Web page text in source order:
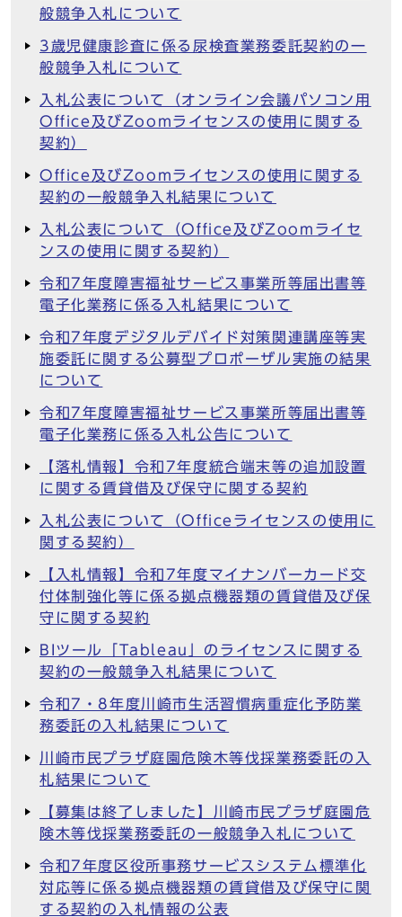
般競争入札について
3歳児健康診査に係る尿検査業務委託契約の一
般競争入札について
入札公表について（オンライン会議パソコン用
Office及びZoomライセンスの使用に関する
契約）
Office及びZoomライセンスの使用に関する
契約の一般競争入札結果について
入札公表について（Office及びZoomライセ
ンスの使用に関する契約）
令和7年度障害福祉サービス事業所等届出書等
電子化業務に係る入札結果について
令和7年度デジタルデバイド対策関連講座等実
施委託に関する公募型プロポーザル実施の結果
について
令和7年度障害福祉サービス事業所等届出書等
電子化業務に係る入札公告について
【落札情報】令和7年度統合端末等の追加設置
に関する賃貸借及び保守に関する契約
入札公表について（Officeライセンスの使用に
関する契約）
【入札情報】令和7年度マイナンバーカード交
付体制強化等に係る拠点機器類の賃貸借及び保
守に関する契約
BIツール「Tableau」のライセンスに関する
契約の一般競争入札結果について
令和7・8年度川崎市生活習慣病重症化予防業
務委託の入札結果について
川崎市民プラザ庭園危険木等伐採業務委託の入
札結果について
【募集は終了しました】川崎市民プラザ庭園危
険木等伐採業務委託の一般競争入札について
令和7年度区役所事務サービスシステム標準化
対応等に係る拠点機器類の賃貸借及び保守に関
する契約の入札情報の公表